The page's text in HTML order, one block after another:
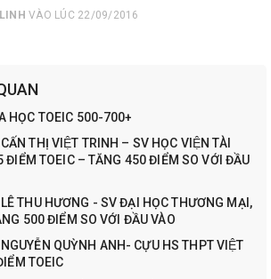
VÀO LÚC 22/09/2016
HỌC TOEIC 500-700+
THỊ VIỆT TRINH – SV HỌC VIỆN TÀI
ĐIỂM TOEIC – TĂNG 450 ĐIỂM SO VỚI ĐẦU
THU HƯƠNG - SV ĐẠI HỌC THƯƠNG MẠI,
500 ĐIỂM SO VỚI ĐẦU VÀO
QUỲNH ANH- CỰU HS THPT VIỆT
TOEIC